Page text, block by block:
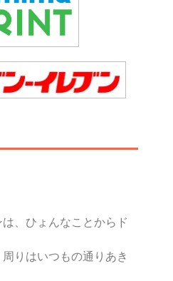
、ひょんなことからド
りはいつもの通りあき